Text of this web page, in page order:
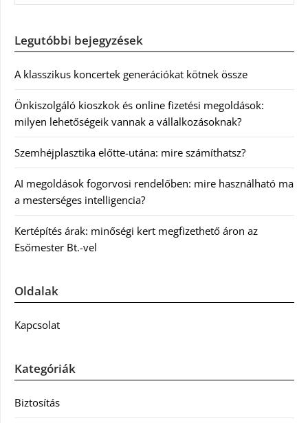
Legutóbbi bejegyzések
A klasszikus koncertek generációkat kötnek össze
Önkiszolgáló kioszkok és online fizetési megoldások:
milyen lehetőségeik vannak a vállalkozásoknak?
Szemhéjplasztika előtte-utána: mire számíthatsz?
AI megoldások fogorvosi rendelőben: mire használható ma
a mesterséges intelligencia?
Kertépítés árak: minőségi kert megfizethető áron az
Esőmester Bt.-vel
Oldalak
Kapcsolat
Kategóriák
Biztosítás